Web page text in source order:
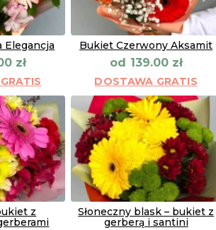
Elegancja
zł
Bukiet Czerwony Aksamit
od 139.00 zł
DOSTAWA GRATIS
z
Słoneczny blask – bukiet z
gerberą i santini